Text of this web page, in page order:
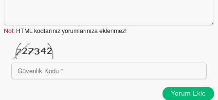
Not: HTML kodlarınız yorumlarınıza eklenmez!
Yorum Ekle